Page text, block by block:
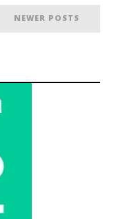
NEWER POSTS